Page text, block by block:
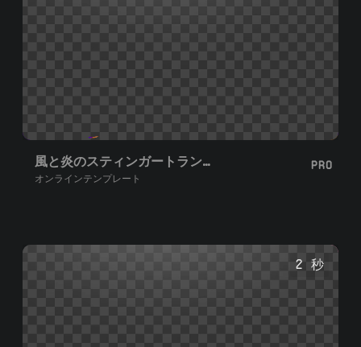
風と炎のスティンガートランジション
オンラインテンプレート
PRO
2 秒